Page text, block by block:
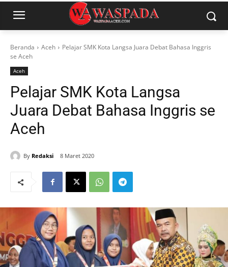
Beranda Aceh
Pelajar SMK Kota Langsa Juara Debat Bahasa Inggris
se Aceh
Aceh
Pelajar SMK Kota Langsa
Juara Debat Bahasa Inggris se
Aceh
By Redaksi 8 Maret 2020